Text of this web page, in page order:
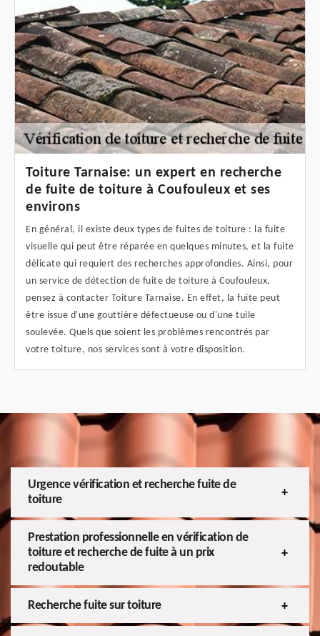
Toiture Tarnaise: un expert en recherche
de fuite de toiture à Coufouleux et ses
environs
En général, il existe deux types de fuites de toiture : la fuite
visuelle qui peut être réparée en quelques minutes, et la fuite
délicate qui requiert des recherches approfondies. Ainsi, pour
un service de détection de fuite de toiture à Coufouleux,
pensez à contacter Toiture Tarnaise. En effet, la fuite peut
être issue d'une gouttière défectueuse ou d'une tuile
soulevée. Quels que soient les problèmes rencontrés par
votre toiture, nos services sont à votre disposition.
Urgence vérification et recherche fuite de
toiture
Prestation professionnelle en vérification de
toiture et recherche de fuite à un prix
redoutable
Recherche fuite sur toiture